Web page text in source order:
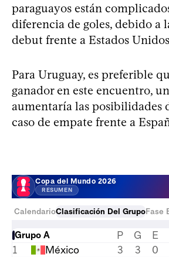
paraguayos están
diferencia de goles, debido a
debut frente a Estados
Para Uruguay, es preferible
ganador en este encuentro,
aumentaría las posibilidades
caso de empate frente a
Copa del Mundo 2026
RESUMEN
CalendarioClasificación Del GrupoFase
Grupo A P G E
1
México 3 3 0